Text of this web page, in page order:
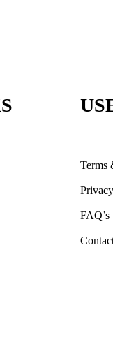
Terms
FAQ’s